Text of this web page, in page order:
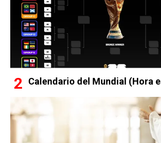
Calendario del Mundial (Hora